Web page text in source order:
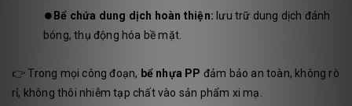
⏺️ Bể chứa dung dịch hoàn thiện: lưu trữ dung dịch đánh
bóng, thụ động hóa bề mặt.
👉 Trong mọi công đoạn, bể nhựa PP đảm bảo an toàn, không rò
rỉ, không thôi nhiễm tạp chất vào sản phẩm xi mạ.